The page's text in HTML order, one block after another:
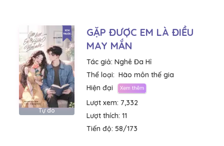
Tự do
GẶP ĐƯỢC EM LÀ ĐIỀU
MAY MẮN
Tác giả: Nghê Đa Hỉ
Thể loại: Hào môn thế gia
Hiện đại
Lượt xem: 7,332
Lượt thích: 11
Tiến độ: 58/173